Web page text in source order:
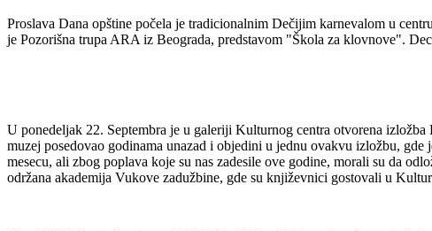
Proslava Dana opštine počela je tradicionalnim Dečijim karnevalom u
je Pozorišna trupa ARA iz Beograda, predstavom "Škola za klovnove".
U ponedeljak 22. Septembra je u galeriji Kulturnog centra otvorena
muzej posedovao godinama unazad i objedini u jednu ovakvu izložbu,
mesecu, ali zbog poplava koje su nas zadesile ove godine, morali su da
održana akademija Vukove zadužbine, gde su književnici gostovali u